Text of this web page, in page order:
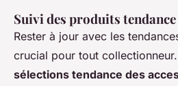
Suivi des produits tendance
Rester à jour avec les
crucial pour tout
sélections tendance des